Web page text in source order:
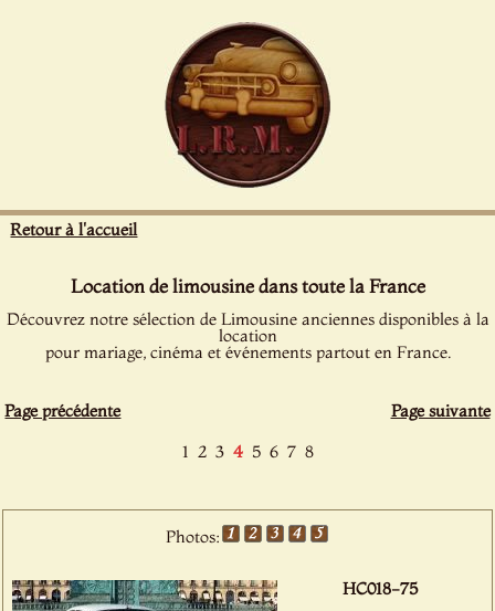
Retour à l'accueil
Location de limousine dans toute la France
Découvrez notre sélection de Limousine anciennes disponibles à la
location
pour mariage, cinéma et événements partout en France.
Page précédente
Page suivante
1 2 3 4 5 6 7 8
Photos:
HC018-75